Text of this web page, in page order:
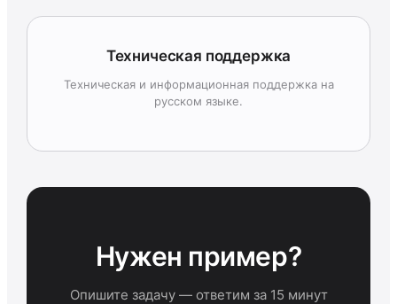
Техническая поддержка
Техническая и информационная поддержка на
русском языке.
Нужен пример?
Опишите задачу — ответим за 15 минут